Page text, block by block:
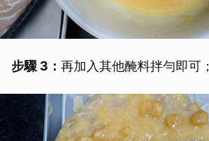
步驟 3： 再加入其他醃料拌勻即可；